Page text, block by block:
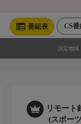
CS
番組表
設定地域
リモート
(スポー